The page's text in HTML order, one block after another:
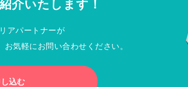
介いたします！
アパートナーが
気軽にお問い合わせください。
込む